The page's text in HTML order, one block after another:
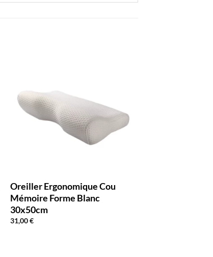
Oreiller Ergonomique Cou
Mémoire Forme Blanc
30x50cm
31,00€